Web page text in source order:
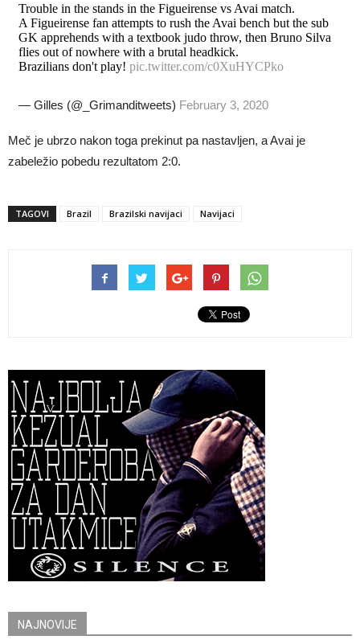
Trouble in the stands in the Figueirense vs Avai match.
A Figueirense fan attempts to rush the Avai bench but the sub
GK apprehends with a textbook judo throw, then Bruno Silva
flies out of nowhere with a brutal headkick.
Brazilians don't play! pic.twitter.com/c0XuHYCPko
— Gilles (@_Grimanditweets) February 3, 2020
Meč je ubrzo nakon toga prekinut pa nastavljen, a Avai je
zabeležio pobedu rezultatom 2:0.
TAGOVI Brazil Brazilski navijaci Navijaci
NAJNOVIJE